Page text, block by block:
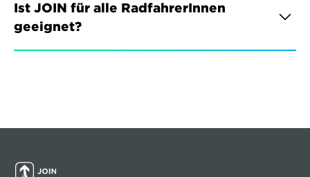
Ist JOIN für alle RadfahrerInnen
geeignet?